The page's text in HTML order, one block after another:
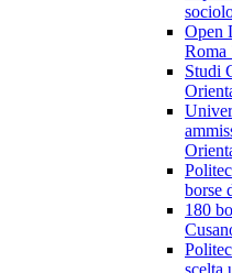
Open
Roma
Studi
borse
180